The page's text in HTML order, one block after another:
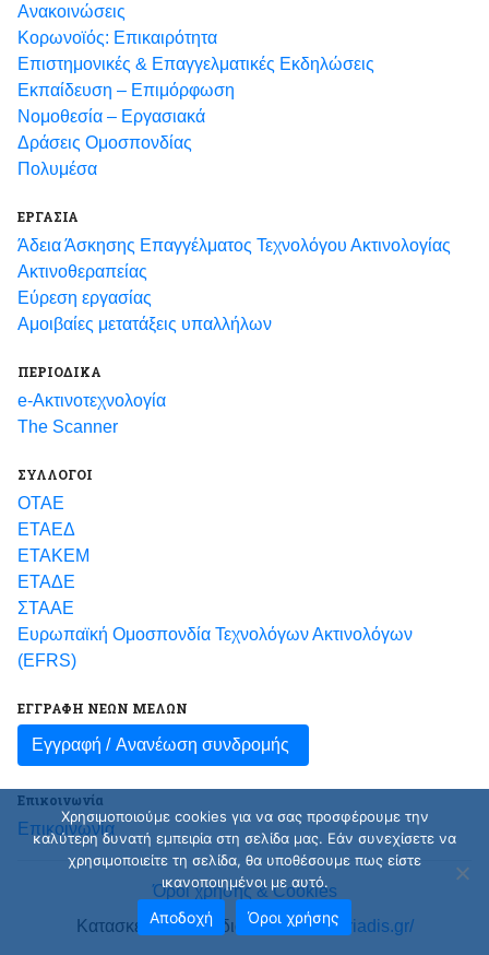
Ανακοινώσεις
Κορωνοϊός: Επικαιρότητα
Eπιστημονικές & Επαγγελματικές Eκδηλώσεις
Εκπαίδευση – Επιμόρφωση
Νομοθεσία – Εργασιακά
Δράσεις Ομοσπονδίας
Πολυμέσα
ΕΡΓΑΣΙΑ
Άδεια Άσκησης Επαγγέλματος Τεχνολόγου Ακτινολογίας
Ακτινοθεραπείας
Εύρεση εργασίας
Αμοιβαίες μετατάξεις υπαλλήλων
ΠΕΡΙΟΔΙΚΑ
e-Ακτινοτεχνολογία
The Scanner
ΣΥΛΛΟΓΟΙ
ΟΤΑΕ
ΕΤΑΕΔ
ΕΤΑΚΕΜ
ΕΤΑΔΕ
ΣΤΑΑΕ
Ευρωπαϊκή Ομοσπονδία Τεχνολόγων Ακτινολόγων
(EFRS)
ΕΓΓΡΑΦΗ ΝΕΩΝ ΜΕΛΩΝ
Εγγραφή / Ανανέωση συνδρομής
Επικοινωνία
Επικοινωνία
Όροι χρήσης & Cookies
Κατασκευή και σχεδιασμόςnicksotiriadis.gr/
Χρησιμοποιούμε cookies για να σας προσφέρουμε την
καλύτερη δυνατή εμπειρία στη σελίδα μας. Εάν συνεχίσετε να
χρησιμοποιείτε τη σελίδα, θα υποθέσουμε πως είστε
ικανοποιημένοι με αυτό.
Αποδοχή Όροι χρήσης